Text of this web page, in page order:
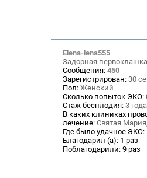
Elena-lena555
Задорная первоклашка
Сообщения: 450
Зарегистрирован: 30
Пол: Женский
Сколько попыток ЭКО:
Стаж бесплодия: 3 года
В каких клиниках
лечение: Святая
Где было удачное ЭКО:
Благодарил (а): 1 раз
Поблагодарили: 9 раз